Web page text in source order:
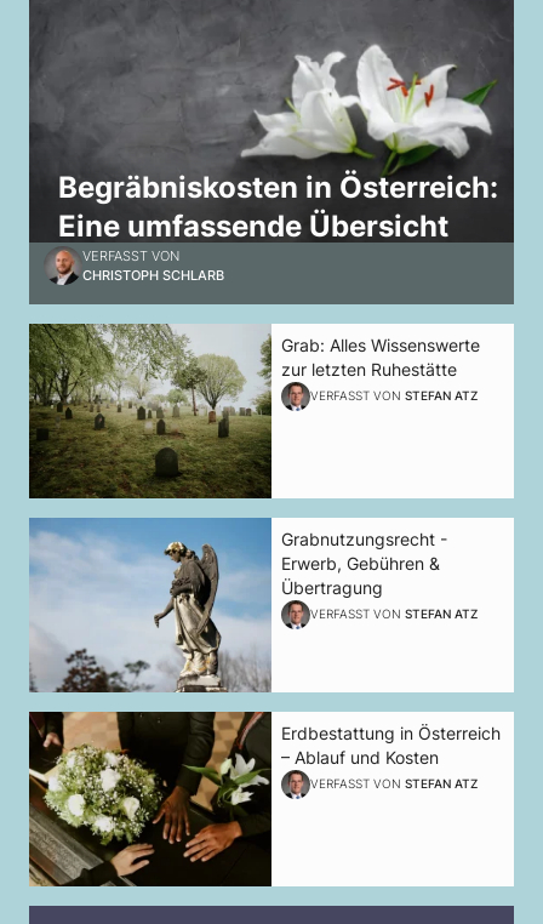
Begräbniskosten in Österreich:
Eine umfassende Übersicht
VERFASST VON
CHRISTOPH SCHLARB
Grab: Alles Wissenswerte
zur letzten Ruhestätte
VERFASST VON STEFAN ATZ
Grabnutzungsrecht -
Erwerb, Gebühren &
Übertragung
VERFASST VON STEFAN ATZ
Erdbestattung in Österreich
– Ablauf und Kosten
VERFASST VON STEFAN ATZ